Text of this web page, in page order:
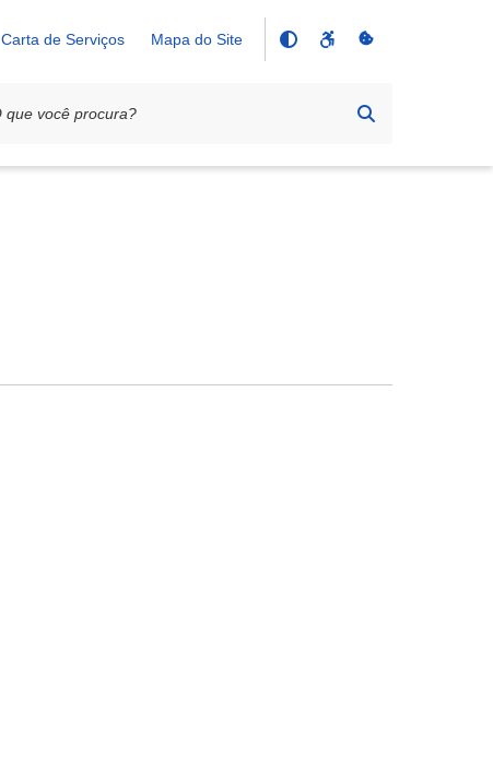
Carta de Serviços Mapa do Site